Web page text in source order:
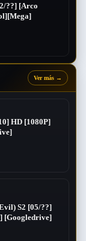
??] [Arco
Ver más →
HD [1080P]
S2 [05/??]
[Googledrive]